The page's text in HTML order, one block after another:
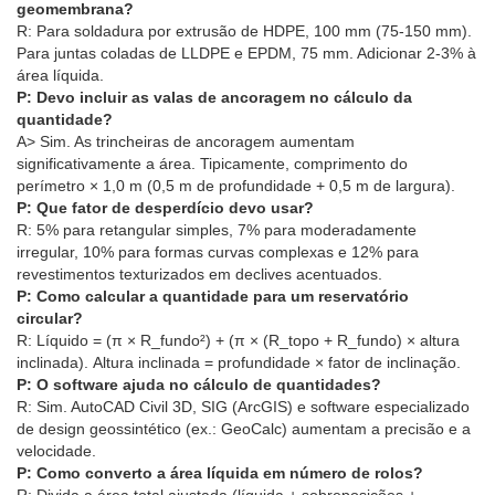
geomembrana?
R: Para soldadura por extrusão de HDPE, 100 mm (75-150 mm).
Para juntas coladas de LLDPE e EPDM, 75 mm. Adicionar 2-3% à
área líquida.
P: Devo incluir as valas de ancoragem no cálculo da
quantidade?
A> Sim. As trincheiras de ancoragem aumentam
significativamente a área. Tipicamente, comprimento do
perímetro × 1,0 m (0,5 m de profundidade + 0,5 m de largura).
P: Que fator de desperdício devo usar?
R: 5% para retangular simples, 7% para moderadamente
irregular, 10% para formas curvas complexas e 12% para
revestimentos texturizados em declives acentuados.
P: Como calcular a quantidade para um reservatório
circular?
R: Líquido = (π × R_fundo²) + (π × (R_topo + R_fundo) × altura
inclinada). Altura inclinada = profundidade × fator de inclinação.
P: O software ajuda no cálculo de quantidades?
R: Sim. AutoCAD Civil 3D, SIG (ArcGIS) e software especializado
de design geossintético (ex.: GeoCalc) aumentam a precisão e a
velocidade.
P: Como converto a área líquida em número de rolos?